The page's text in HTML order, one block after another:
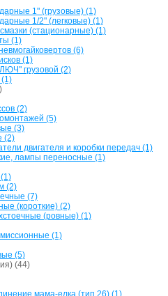
1" (грузовые) (1)
1/2" (легковые) (1)
(стационарные) (1)
(1)
(6)
(1)
грузовой (2)
(2)
(5)
(3)
(2)
двигателя и коробки передач (1)
лампы переносные (1)
(2)
(7)
(короткие) (2)
(ровные) (1)
(1)
(5)
(44)
мама-елка (тип 26) (1)